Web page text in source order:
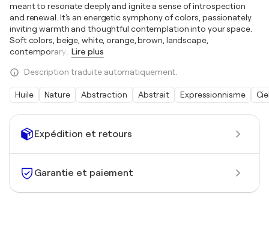
Expédition et retours
Garantie et paiement
meant to resonate deeply and ignite a sense of introspection
and renewal. It's an energetic symphony of colors, passionately
inviting warmth and thoughtful contemplation into your space.
Soft colors, beige, white, orange, brown, landscape,
contemporary… Lire plus
Description traduite automatiquement.
Huile Nature Abstraction Abstrait Expressionnisme